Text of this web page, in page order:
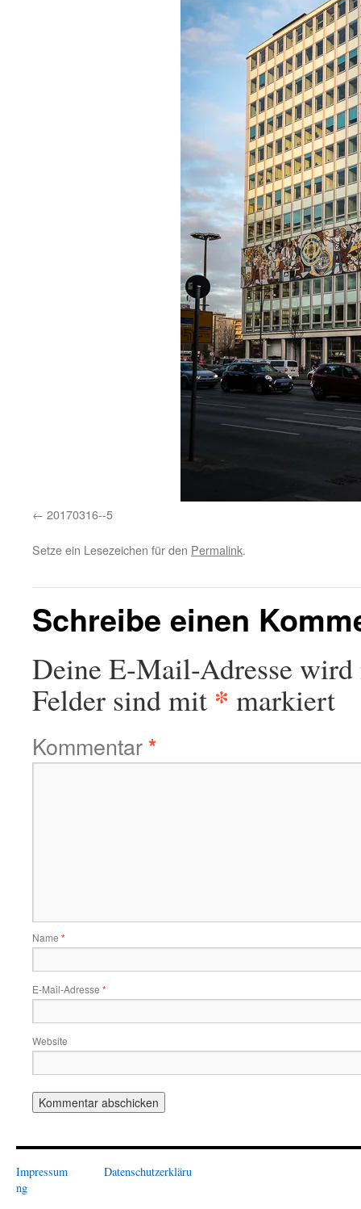
20170316--5
Setze ein Lesezeichen für den Permalink.
Schreibe einen
Deine E-Mail-Adresse
Felder sind mit * markiert
Kommentar*
Name *
E-Mail-Adresse *
Website
Impressum
Datenschutzerkläru
ng